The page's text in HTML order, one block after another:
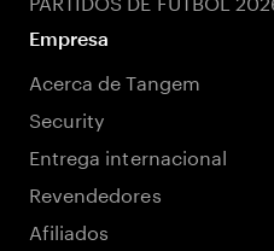
Empresa
Acerca de Tangem
Security
Entrega internacional
Revendedores
Afiliados